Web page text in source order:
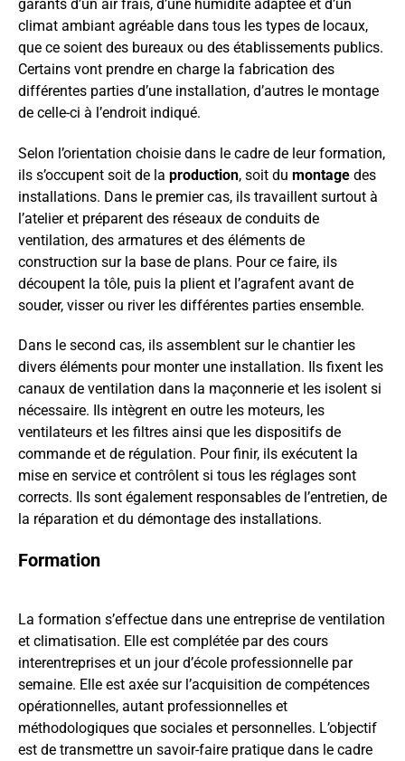
garants d’un air frais, d’une humidité adaptée et d’un
climat ambiant agréable dans tous les types de locaux,
que ce soient des bureaux ou des établissements publics.
Certains vont prendre en charge la fabrication des
différentes parties d’une installation, d’autres le montage
de celle-ci à l’endroit indiqué.
Selon l’orientation choisie dans le cadre de leur formation,
ils s’occupent soit de la production, soit du montagedes
installations. Dans le premier cas, ils travaillent surtout à
l’atelier et préparent des réseaux de conduits de
ventilation, des armatures et des éléments de
construction sur la base de plans. Pour ce faire, ils
découpent la tôle, puis la plient et l’agrafent avant de
souder, visser ou river les différentes parties ensemble.
Dans le second cas, ils assemblent sur le chantier les
divers éléments pour monter une installation. Ils fixent les
canaux de ventilation dans la maçonnerie et les isolent si
nécessaire. Ils intègrent en outre les moteurs, les
ventilateurs et les filtres ainsi que les dispositifs de
commande et de régulation. Pour finir, ils exécutent la
mise en service et contrôlent si tous les réglages sont
corrects. Ils sont également responsables de l’entretien, de
la réparation et du démontage des installations.
Formation
La formation s’effectue dans une entreprise de ventilation
et climatisation. Elle est complétée par des cours
interentreprises et un jour d’école professionnelle par
semaine. Elle est axée sur l’acquisition de compétences
opérationnelles, autant professionnelles et
méthodologiques que sociales et personnelles. L’objectif
est de transmettre un savoir-faire pratique dans le cadre